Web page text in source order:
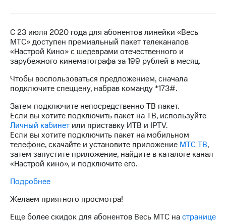
Семейная
группа
Заказать
карту
eSIM
SIM-
карта
для
иностранцев
чистый
номер
Выбрать
РИИЛ
и МТС
Супер
дешевле
оплате
с карты
Деньги
Выберите
и подключите
ТВ
с выгодным
тарифом
Интернет,
С 23 июля 2020 года для абонентов линейки «Весь
МТС» доступен премиальный пакет телеканалов
«Настрой Кино» с шедеврами отечественного и
зарубежного кинематографа за 199 рублей в месяц.
Чтобы воспользоваться предложением, сначала
подключите спеццену, набрав команду *173#.
Затем подключите непосредственно ТВ пакет.
Если вы хотите подключить пакет на ТВ, используйте
Личный кабинет или приставку ИТВ и IPTV.
Если вы хотите подключить пакет на мобильном
телефоне, скачайте и установите приложение МТС ТВ,
затем запустите приложение, найдите в каталоге канал
«Настрой кино», и подключите его.
Подробнее
Желаем приятного просмотра!
Еще более скидок для абонентов Весь МТС настранице